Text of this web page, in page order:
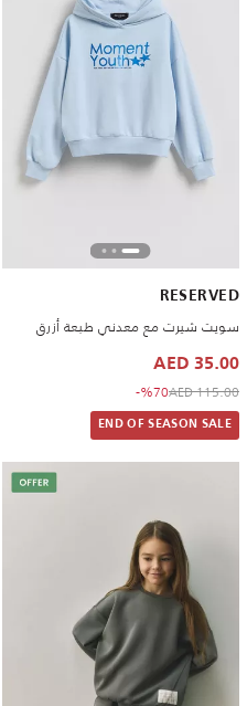
RESERVED
سويت شيرت مع معدني طبعة أزرق
35.00 AED
Price reduced from
115.00 AED
to 35.00 AED
%70-
END OF SEASON SALE